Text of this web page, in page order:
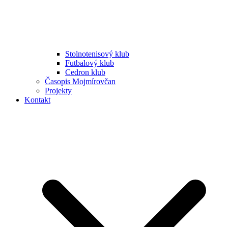
Stolnotenisový klub
Futbalový klub
Cedron klub
Časopis Mojmírovčan
Projekty
Kontakt